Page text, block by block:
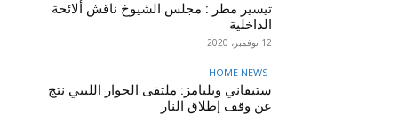
تيسير مطر : مجلس الشيوخ ناقش ألائحة
الداخلية
12 نوفمبر، 2020
HOME NEWS
ستيفاني ويليامز: ملتقى الحوار الليبي نتج
عن وقف إطلاق النار